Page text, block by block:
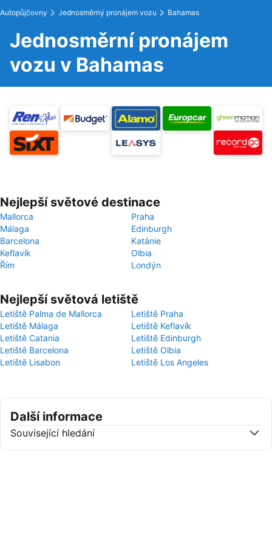
Autopůjčovny Jednosměrný pronájem vozu Bahamas
Jednosměrní pronájem
vozu v Bahamas
Nejlepší světové destinace
Mallorca
Praha
Málaga
Edinburgh
Barcelona
Katánie
Keflavík
Olbia
Řím
Londýn
Nejlepší světová letiště
Letiště Palma de Mallorca
Letiště Praha
Letiště Málaga
Letiště Keflavík
Letiště Catania
Letiště Edinburgh
Letiště Barcelona
Letiště Olbia
Letiště Lisabon
Letiště Los Angeles
Další informace
Související hledání